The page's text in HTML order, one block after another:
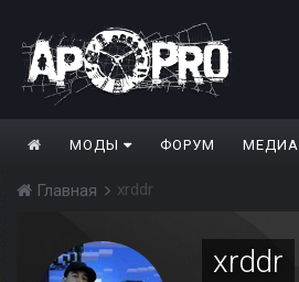
МОДЫ ФОРУМ МЕДИА
Главная xrddr
xrddr